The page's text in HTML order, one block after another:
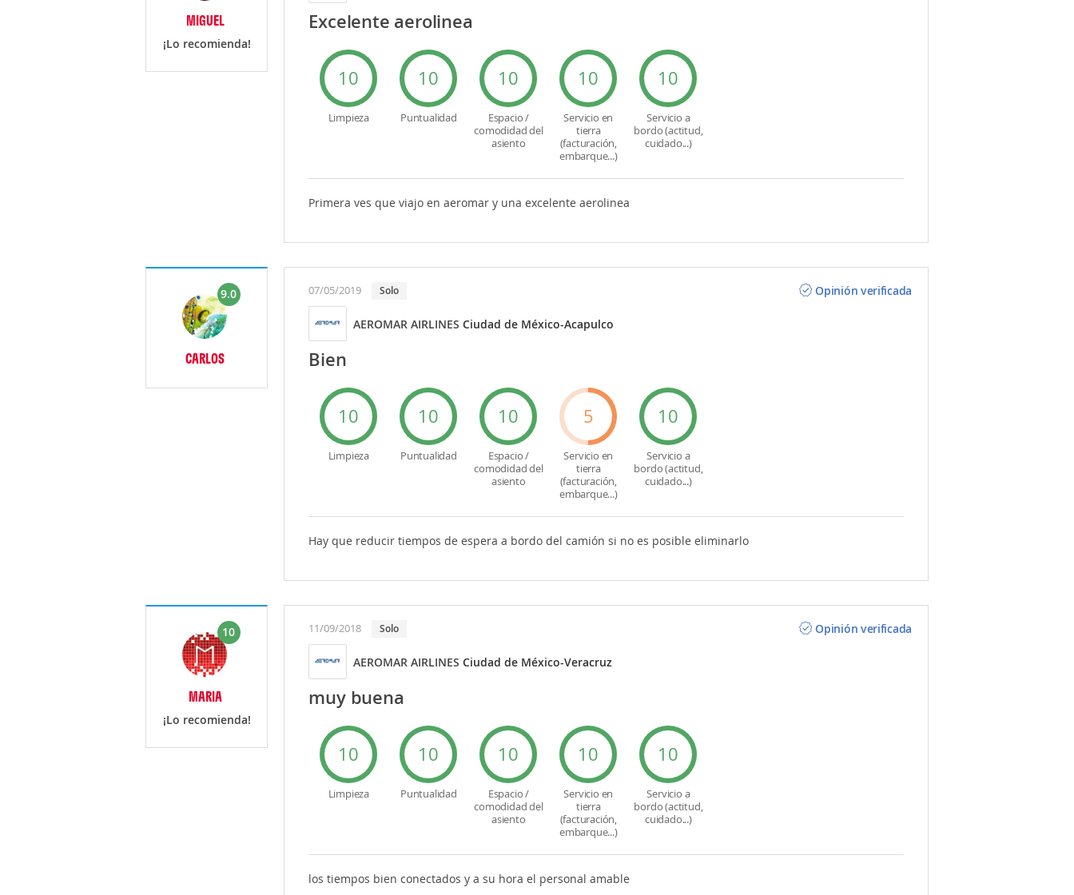
MIGUEL
¡Lo recomienda!
Excelente aerolinea
10
Limpieza
10
Puntualidad
10
Espacio /
comodidad del
asiento
10
Servicio en
tierra
(facturación,
embarque...)
10
Servicio a
bordo (actitud,
cuidado...)
Primera ves que viajo en aeromar y una excelente aerolinea
9.0
CARLOS
07/05/2019 solo Opinión verificada
AEROMAR AIRLINESCiudad de México-Acapulco
Bien
10
Limpieza
10
Puntualidad
10
Espacio /
comodidad del
asiento
5
Servicio en
tierra
(facturación,
embarque...)
10
Servicio a
bordo (actitud,
cuidado...)
Hay que reducir tiempos de espera a bordo del camión si no es posible eliminarlo
10
MARIA
¡Lo recomienda!
11/09/2018 solo Opinión verificada
AEROMAR AIRLINESCiudad de México-Veracruz
muy buena
10
Limpieza
10
Puntualidad
10
Espacio /
comodidad del
asiento
10
Servicio en
tierra
(facturación,
embarque...)
10
Servicio a
bordo (actitud,
cuidado...)
los tiempos bien conectados y a su hora el personal amable